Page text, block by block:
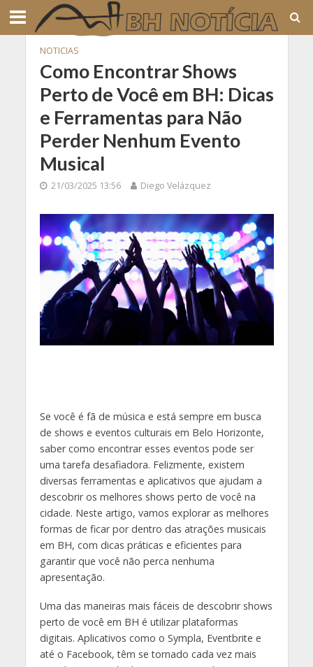
NOTICIAS
Como Encontrar Shows
Perto de Você em BH: Dicas
e Ferramentas para Não
Perder Nenhum Evento
Musical
21/03/2025 13:56 Diego Velázquez
Se você é fã de música e está sempre em busca
de shows e eventos culturais em Belo Horizonte,
saber como encontrar esses eventos pode ser
uma tarefa desafiadora. Felizmente, existem
diversas ferramentas e aplicativos que ajudam a
descobrir os melhores shows perto de você na
cidade. Neste artigo, vamos explorar as melhores
formas de ficar por dentro das atrações musicais
em BH, com dicas práticas e eficientes para
garantir que você não perca nenhuma
apresentação.
Uma das maneiras mais fáceis de descobrir shows
perto de você em BH é utilizar plataformas
digitais. Aplicativos como o Sympla, Eventbrite e
até o Facebook, têm se tornado cada vez mais